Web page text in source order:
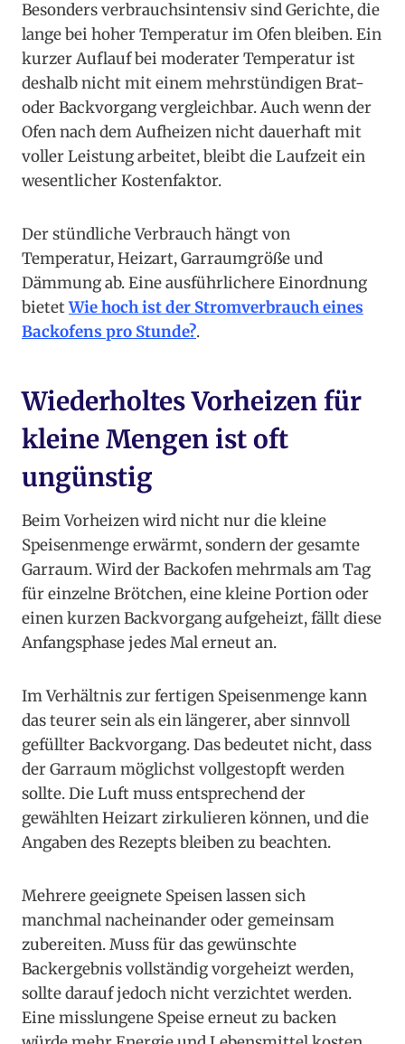
Besonders verbrauchsintensiv sind Gerichte, die
lange bei hoher Temperatur im Ofen bleiben. Ein
kurzer Auflauf bei moderater Temperatur ist
deshalb nicht mit einem mehrstündigen Brat-
oder Backvorgang vergleichbar. Auch wenn der
Ofen nach dem Aufheizen nicht dauerhaft mit
voller Leistung arbeitet, bleibt die Laufzeit ein
wesentlicher Kostenfaktor.
Der stündliche Verbrauch hängt von
Temperatur, Heizart, Garraumgröße und
Dämmung ab. Eine ausführlichere Einordnung
bietetWie hoch ist der Stromverbrauch eines
Backofens pro Stunde?.
Wiederholtes Vorheizen für
kleine Mengen ist oft
ungünstig
Beim Vorheizen wird nicht nur die kleine
Speisenmenge erwärmt, sondern der gesamte
Garraum. Wird der Backofen mehrmals am Tag
für einzelne Brötchen, eine kleine Portion oder
einen kurzen Backvorgang aufgeheizt, fällt diese
Anfangsphase jedes Mal erneut an.
Im Verhältnis zur fertigen Speisenmenge kann
das teurer sein als ein längerer, aber sinnvoll
gefüllter Backvorgang. Das bedeutet nicht, dass
der Garraum möglichst vollgestopft werden
sollte. Die Luft muss entsprechend der
gewählten Heizart zirkulieren können, und die
Angaben des Rezepts bleiben zu beachten.
Mehrere geeignete Speisen lassen sich
manchmal nacheinander oder gemeinsam
zubereiten. Muss für das gewünschte
Backergebnis vollständig vorgeheizt werden,
sollte darauf jedoch nicht verzichtet werden.
Eine misslungene Speise erneut zu backen